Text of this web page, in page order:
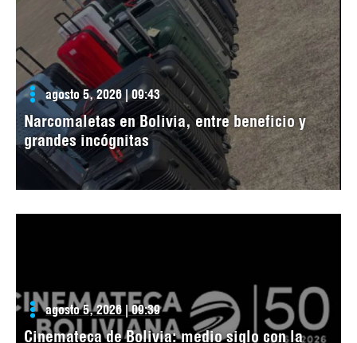
agosto 5, 2026 | 09:43
Narcomaletas en Bolivia, entre beneficio y
grandes incógnitas
agosto 5, 2026 | 09:39
Cinemateca de Bolivia: medio siglo con la